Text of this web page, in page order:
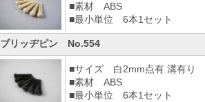
■素材 ABS
■最小単位 6本1セット
ブリッヂピン No.554
■サイズ 白2mm点有 溝有り
■素材 ABS
■最小単位 6本1セット